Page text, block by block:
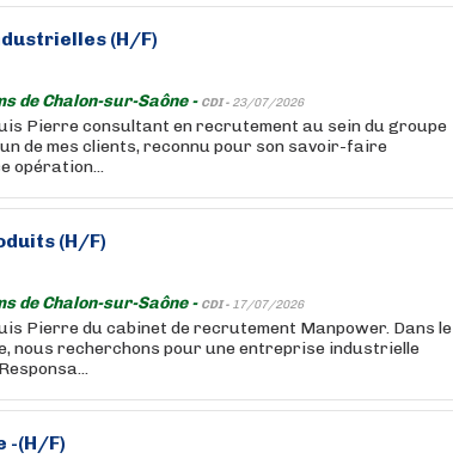
(H/F)
de Chalon-sur-Saône - CDI - 23/07/2026
Pierre consultant en recrutement au sein du groupe
de mes clients, reconnu pour son savoir-faire
opération...
(H/F)
de Chalon-sur-Saône - CDI - 17/07/2026
Pierre du cabinet de recrutement Manpower. Dans le
nous recherchons pour une entreprise industrielle
-(H/F)